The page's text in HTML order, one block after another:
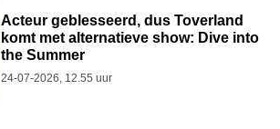
Acteur geblesseerd, dus Toverland
komt met alternatieve show: Dive into
the Summer
24-07-2026, 12.55 uur